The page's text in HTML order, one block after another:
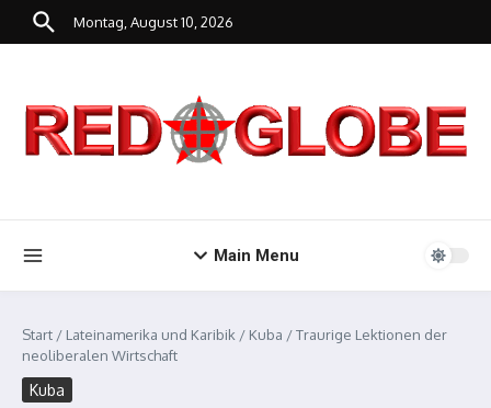
Zum Inhalt springen
Montag, August 10, 2026
Main Menu
Start / Lateinamerika und Karibik / Kuba /Traurige Lektionen der
neoliberalen Wirtschaft
Kuba